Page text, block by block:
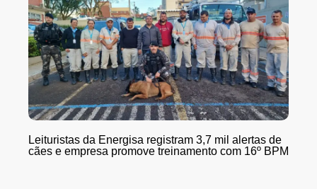
Leituristas da Energisa registram 3,7 mil alertas de
cães e empresa promove treinamento com 16º BPM